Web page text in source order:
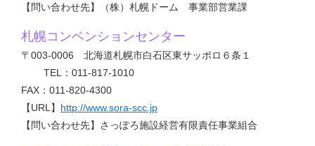
【問い合わせ先】（株）札幌ドーム 事業部営業課
札幌コンベンションセンター
〒003-0006 北海道札幌市白石区東サッポロ６条１
TEL：011-817-1010
FAX：011-820-4300
【URL】 http://www.sora-scc.jp
【問い合わせ先】さっぽろ施設経営有限責任事業組合